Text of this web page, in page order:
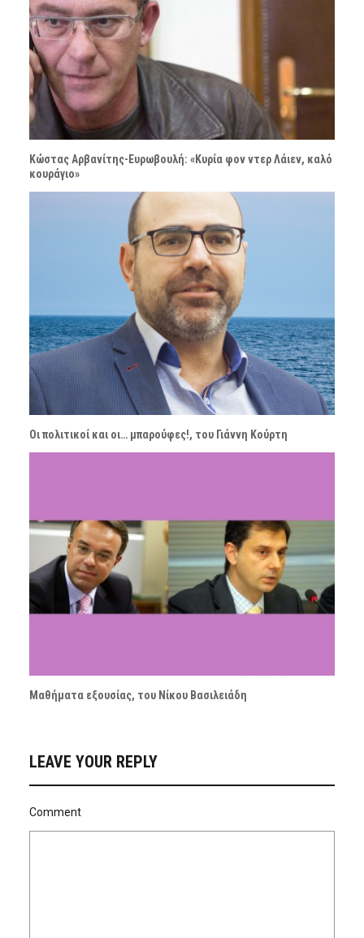
Κώστας Αρβανίτης-Ευρωβουλή: «Κυρία φον ντερ Λάιεν, καλό
κουράγιο»
Οι πολιτικοί και οι… μπαρούφες!, του Γιάννη Κούρτη
Μαθήματα εξουσίας, του Νίκου Βασιλειάδη
LEAVE YOUR REPLY
Comment